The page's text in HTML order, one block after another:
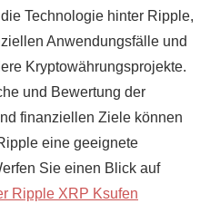
Technologie hinter Ripple,
Anwendungsfälle und
Kryptowährungsprojekte.
und Bewertung der
finanziellen Ziele können
eine geeignete
Sie einen Blick auf
Ripple XRP Ksufen